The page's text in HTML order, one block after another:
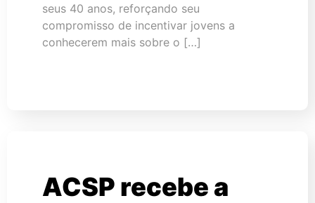
seus 40 anos, reforçando seu
compromisso de incentivar jovens a
conhecerem mais sobre o […]
ACSP recebe a